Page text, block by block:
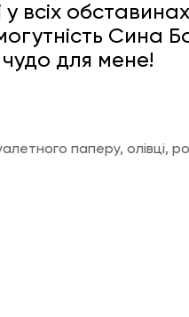
у всіх
Сина
чудо для мене!
паперу, олівці,